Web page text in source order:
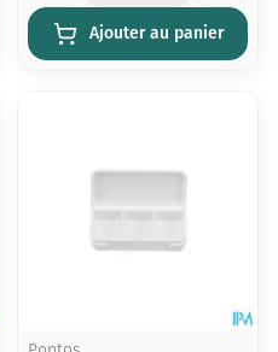
Ajouter au panier